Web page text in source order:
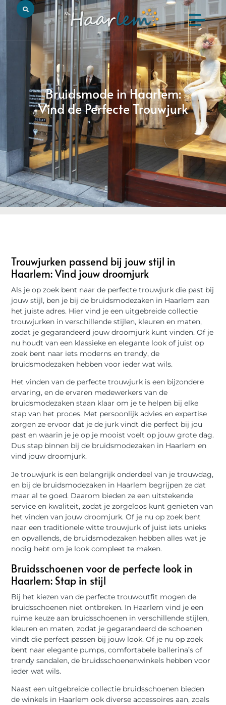
Bruidsmode in Haarlem:
Vind de Perfecte Trouwjurk
Trouwjurken passend bij jouw stijl in
Haarlem: Vind jouw droomjurk
Als je op zoek bent naar de perfecte trouwjurk die past bij
jouw stijl, ben je bij de bruidsmodezaken in Haarlem aan
het juiste adres. Hier vind je een uitgebreide collectie
trouwjurken in verschillende stijlen, kleuren en maten,
zodat je gegarandeerd jouw droomjurk kunt vinden. Of je
nu houdt van een klassieke en elegante look of juist op
zoek bent naar iets moderns en trendy, de
bruidsmodezaken hebben voor ieder wat wils.
Het vinden van de perfecte trouwjurk is een bijzondere
ervaring, en de ervaren medewerkers van de
bruidsmodezaken staan klaar om je te helpen bij elke
stap van het proces. Met persoonlijk advies en expertise
zorgen ze ervoor dat je de jurk vindt die perfect bij jou
past en waarin je je op je mooist voelt op jouw grote dag.
Dus stap binnen bij de bruidsmodezaken in Haarlem en
vind jouw droomjurk.
Je trouwjurk is een belangrijk onderdeel van je trouwdag,
en bij de bruidsmodezaken in Haarlem begrijpen ze dat
maar al te goed. Daarom bieden ze een uitstekende
service en kwaliteit, zodat je zorgeloos kunt genieten van
het vinden van jouw droomjurk. Of je nu op zoek bent
naar een traditionele witte trouwjurk of juist iets unieks
en opvallends, de bruidsmodezaken hebben alles wat je
nodig hebt om je look compleet te maken.
Bruidsschoenen voor de perfecte look in
Haarlem: Stap in stijl
Bij het kiezen van de perfecte trouwoutfit mogen de
bruidsschoenen niet ontbreken. In Haarlem vind je een
ruime keuze aan bruidsschoenen in verschillende stijlen,
kleuren en maten, zodat je gegarandeerd de schoenen
vindt die perfect passen bij jouw look. Of je nu op zoek
bent naar elegante pumps, comfortabele ballerina’s of
trendy sandalen, de bruidsschoenenwinkels hebben voor
ieder wat wils.
Naast een uitgebreide collectie bruidsschoenen bieden
de winkels in Haarlem ook diverse accessoires aan, zoals